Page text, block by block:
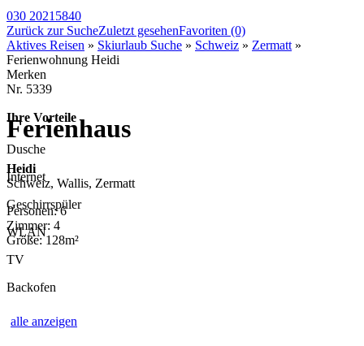
030 20215840
Zurück zur SucheZuletzt gesehenFavoriten (0)
Aktives Reisen » Skiurlaub Suche » Schweiz » Zermatt »
Ferienwohnung Heidi
Merken
Nr. 5339
Ferienhaus
Heidi
Schweiz, Wallis, Zermatt
Personen: 6
Zimmer: 4
Größe: 128m²
Ihre Vorteile
Dusche
Internet
Geschirrspüler
WLAN
TV
Backofen
alle anzeigen